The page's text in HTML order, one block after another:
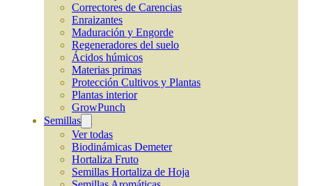
Correctores de Carencias
Enraizantes
Maduración y Engorde
Regeneradores del suelo
Ácidos húmicos
Materias primas
Protección Cultivos y Plantas
Plantas interior
GrowPunch
Semillas
Ver todas
Biodinámicas Demeter
Hortaliza Fruto
Semillas Hortaliza de Hoja